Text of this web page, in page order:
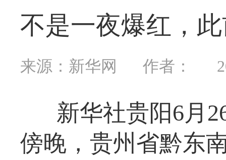
不是一夜爆红，
来源：新华网 作者：
新华社贵阳6月
傍晚，贵州省黔东